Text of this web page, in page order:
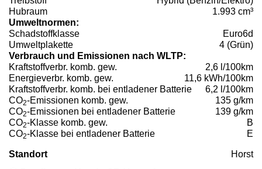
Hubraum
1.993 cm³
Umweltnormen:
Schadstoffklasse
Euro6d
Umweltplakette
4 (Grün)
Verbrauch und Emissionen nach WLTP:
Kraftstoffverbr. komb. gew.
2,6 l/100km
Energieverbr. komb. gew.
11,6 kWh/100km
Kraftstoffverbr. komb. bei entladener Batterie
6,2 l/100km
CO2-Emissionen komb. gew.
135 g/km
CO2-Emissionen bei entladener Batterie
139 g/km
CO2-Klasse komb. gew.
B
CO2-Klasse bei entladener Batterie E
Standort Horst